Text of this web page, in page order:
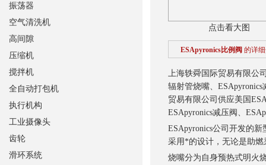
点击看大图
ESApyronics比例阀 的详
上海轶舜国际贸易有限公
辐射管烧嘴、
贸易有限公司供应美国
ESApyronics减压阀、
ESApyronics公司开发的
采用*的设计，无论是助
烧嘴分为自身预热式明火
振荡器
空气清洗机
高间隙
压缩机
搅拌机
全自动打包机
执行机构
工业摄像头
齿轮
滑环系统